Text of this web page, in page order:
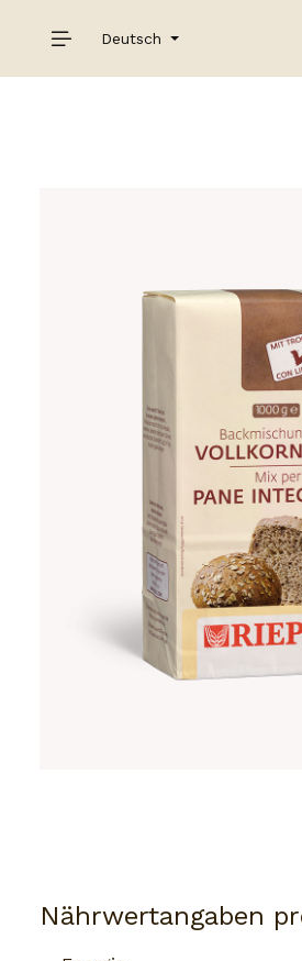
Deutsch
Nährwertangaben